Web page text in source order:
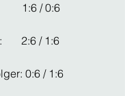
1:6 / 0:6
2:6 / 1:6
0:6 / 1:6